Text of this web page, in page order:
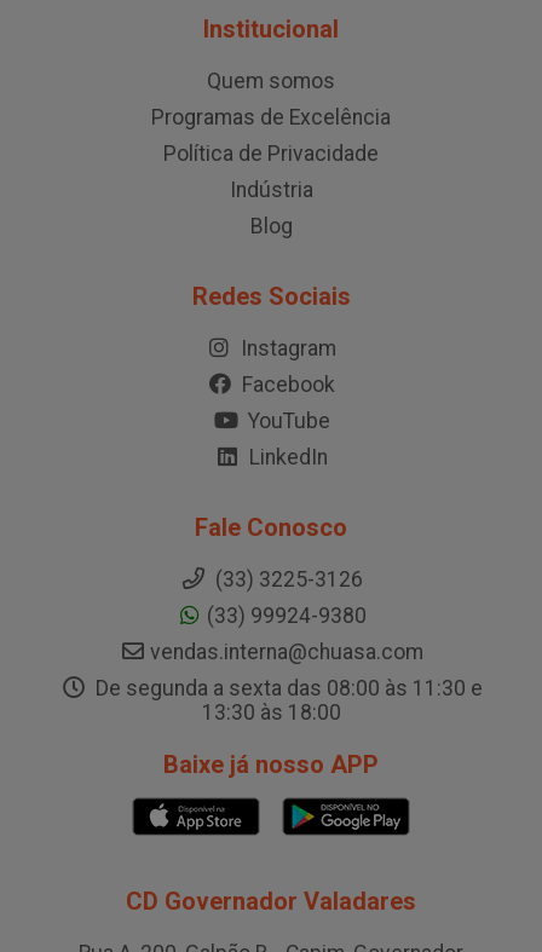
Institucional
Quem somos
Programas de Excelência
Política de Privacidade
Indústria
Blog
Redes Sociais
Instagram
Facebook
YouTube
LinkedIn
Fale Conosco
(33) 3225-3126
(33) 99924-9380
vendas.interna@chuasa.com
De segunda a sexta das 08:00 às 11:30 e
13:30 às 18:00
Baixe já nosso APP
CD Governador Valadares